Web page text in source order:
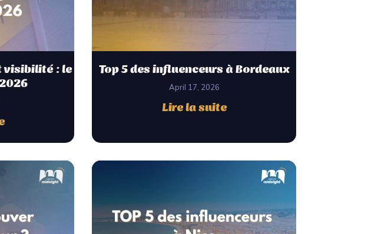
visibilité : le
Top 5 des influenceurs à Bordeaux
April 17, 2026
Lire la suite